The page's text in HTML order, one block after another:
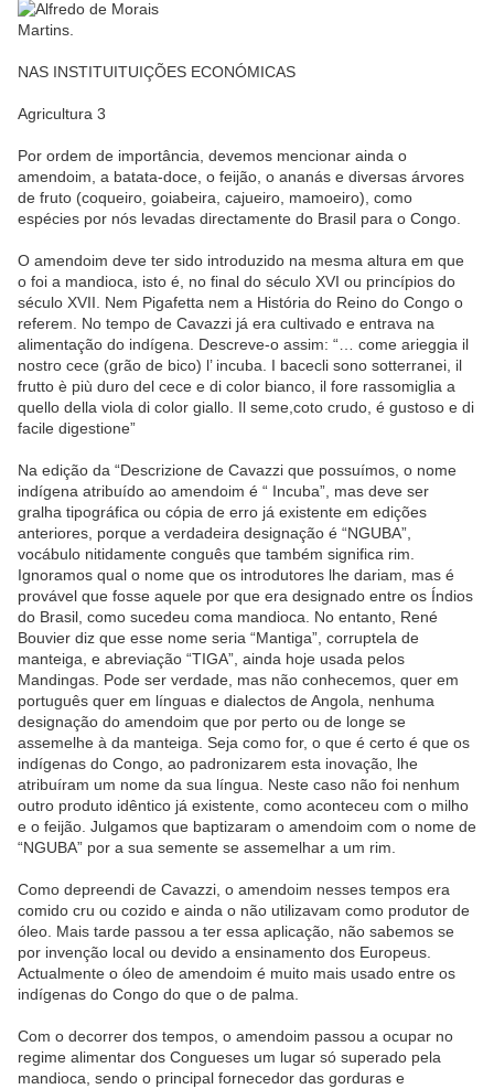
NAS INSTITUITUIÇÕES ECONÓMICAS
Agricultura 3
Por ordem de importância, devemos mencionar ainda o
amendoim, a batata-doce, o feijão, o ananás e diversas árvores
de fruto (coqueiro, goiabeira, cajueiro, mamoeiro), como
espécies por nós levadas directamente do Brasil para o Congo.
O amendoim deve ter sido introduzido na mesma altura em que
o foi a mandioca, isto é, no final do século XVI ou princípios do
século XVII. Nem Pigafetta nem a História do Reino do Congo o
referem. No tempo de Cavazzi já era cultivado e entrava na
alimentação do indígena. Descreve-o assim: “… come arieggia il
nostro cece (grão de bico) l’ incuba. I bacecli sono sotterranei, il
frutto è più duro del cece e di color bianco, il fore rassomiglia a
quello della viola di color giallo. Il seme,coto crudo, é gustoso e di
facile digestione”
Na edição da “Descrizione de Cavazzi que possuímos, o nome
indígena atribuído ao amendoim é “ Incuba”, mas deve ser
gralha tipográfica ou cópia de erro já existente em edições
anteriores, porque a verdadeira designação é “NGUBA”,
vocábulo nitidamente conguês que também significa rim.
Ignoramos qual o nome que os introdutores lhe dariam, mas é
provável que fosse aquele por que era designado entre os Índios
do Brasil, como sucedeu coma mandioca. No entanto, René
Bouvier diz que esse nome seria “Mantiga”, corruptela de
manteiga, e abreviação “TIGA”, ainda hoje usada pelos
Mandingas. Pode ser verdade, mas não conhecemos, quer em
português quer em línguas e dialectos de Angola, nenhuma
designação do amendoim que por perto ou de longe se
assemelhe à da manteiga. Seja como for, o que é certo é que os
indígenas do Congo, ao padronizarem esta inovação, lhe
atribuíram um nome da sua língua. Neste caso não foi nenhum
outro produto idêntico já existente, como aconteceu com o milho
e o feijão. Julgamos que baptizaram o amendoim com o nome de
“NGUBA” por a sua semente se assemelhar a um rim.
Como depreendi de Cavazzi, o amendoim nesses tempos era
comido cru ou cozido e ainda o não utilizavam como produtor de
óleo. Mais tarde passou a ter essa aplicação, não sabemos se
por invenção local ou devido a ensinamento dos Europeus.
Actualmente o óleo de amendoim é muito mais usado entre os
indígenas do Congo do que o de palma.
Com o decorrer dos tempos, o amendoim passou a ocupar no
regime alimentar dos Congueses um lugar só superado pela
mandioca, sendo o principal fornecedor das gorduras e